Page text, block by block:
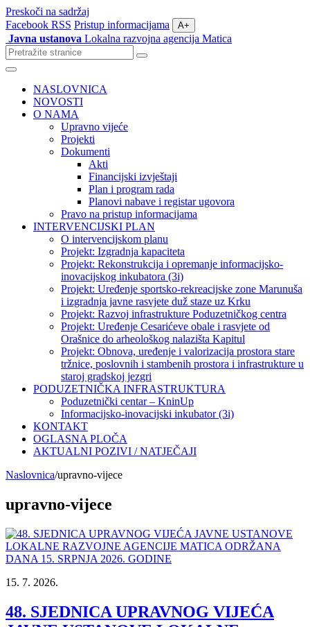
Preskoči na sadržaj
Facebook RSS Pristup informacijama A+
Javna ustanova Lokalna razvojna agencija Matica
Pretraži
stranice
Izbornik
NASLOVNICA
NOVOSTI
O NAMA
Upravno vijeće
Projekti
Dokumenti
Akti
Financijski izvještaji
Plan i program rada
Planovi nabave i registar ugovora
Pravo na pristup informacijama
INTERVENCIJSKI PLAN
O intervencijskom planu
Projekt: Izgradnja kapaciteta
Projekt: Rekonstrukcija i opremanje informacijsko-
inovacijskog inkubatora (3i)
Projekt: Uređenje sportsko-rekreacijske zone Marunuša
i izgradnja javne rasvjete duž staze uz Krku
Projekt: Razvoj infrastrukture Poduzetničkog centra
Projekt: Uređenje Cesarićeve obale i rasvjete od
Orašnice do arheološkog nalazišta Kapitul
Projekt: Obnova, uređenje i valorizacija prostora stare
tržnice, poslovnih i stambenih prostora i infrastrukture u
staroj gradskoj jezgri
PODUZETNIČKA INFRASTRUKTURA
Poduzetnički centar – KninUp
Informacijsko-inovacijski inkubator (3i)
KONTAKT
OGLASNA PLOČA
AKTUALNI POZIVI / NATJEČAJI
Naslovnica/upravno-vijece
upravno-vijece
15. 7. 2026.
48. SJEDNICA UPRAVNOG VIJEĆA